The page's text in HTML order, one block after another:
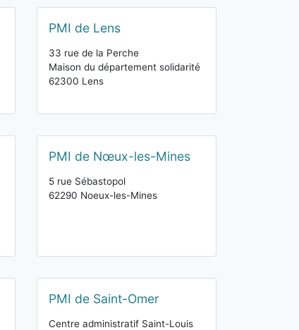
PMI de Lens
33 rue de la Perche
Maison du département solidarité
62300 Lens
PMI de Nœux-les-Mines
5 rue Sébastopol
62290 Noeux-les-Mines
PMI de Saint-Omer
Centre administratif Saint-Louis